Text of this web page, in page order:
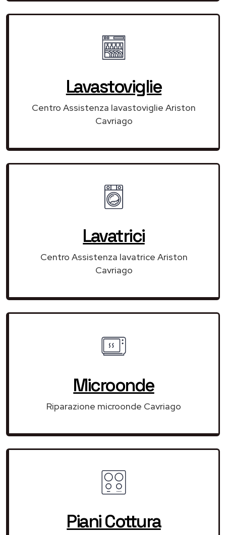
Lavastoviglie
Centro Assistenza lavastoviglie Ariston
Cavriago
Lavatrici
Centro Assistenza lavatrice Ariston
Cavriago
Microonde
Riparazione microonde Cavriago
Piani Cottura